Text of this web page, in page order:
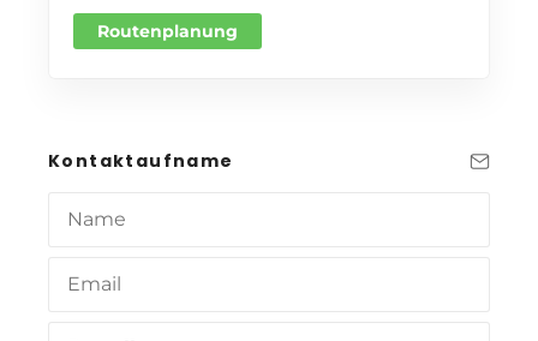
Routenplanung
Kontaktaufname